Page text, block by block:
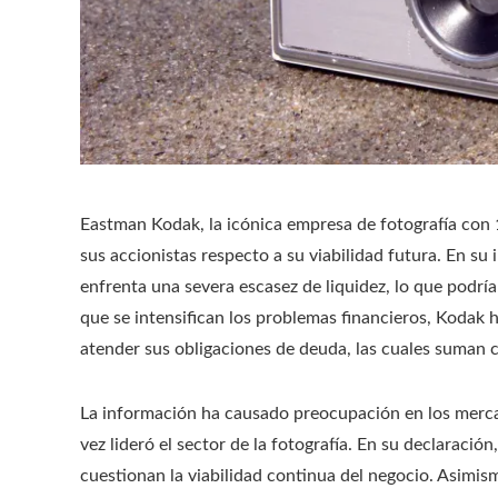
Eastman Kodak, la icónica empresa de fotografía
sus accionistas respecto a su viabilidad futura. En
enfrenta una severa escasez de liquidez, lo que
que se intensifican los problemas financieros, Kodak
atender sus obligaciones de deuda, las cuales suman
La información ha causado preocupación en los
vez lideró el sector de la fotografía. En su
cuestionan la viabilidad continua del negocio.